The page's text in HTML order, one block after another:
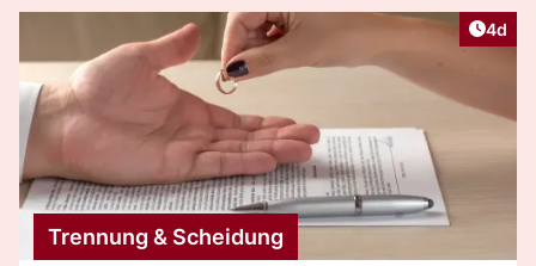
4d
Trennung & Scheidung